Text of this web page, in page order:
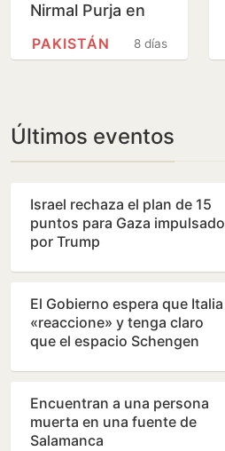
Nirmal Purja en
una avalancha en
Pakistán
8 días
PAKISTÁN
Últimos eventos
Israel rechaza el plan de 15
puntos para Gaza impulsado
por Trump
El Gobierno espera que Italia
«reaccione» y tenga claro
que el espacio Schengen
Encuentran a una persona
muerta en una fuente de
Salamanca